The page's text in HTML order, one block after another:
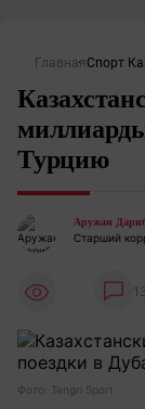
Главная Спорт
Турцию
Аружан
Старший
Фото: Tengri Sport